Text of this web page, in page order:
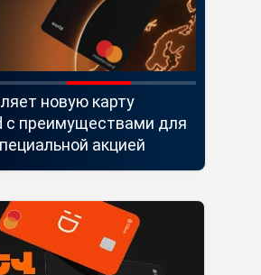
новую карту
с преимуществами для
акцией